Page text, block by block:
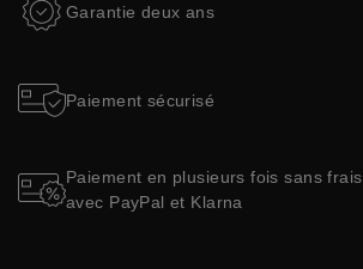
Garantie deux ans
Paiement sécurisé
Paiement en plusieurs fois sans frais
avec PayPal et Klarna